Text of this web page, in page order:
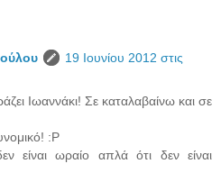
19 Ιουνίου 2012 στις
Ιωαννάκι! Σε καταλαβαίνω και σε
:P
είναι ωραίο απλά ότι δεν είναι